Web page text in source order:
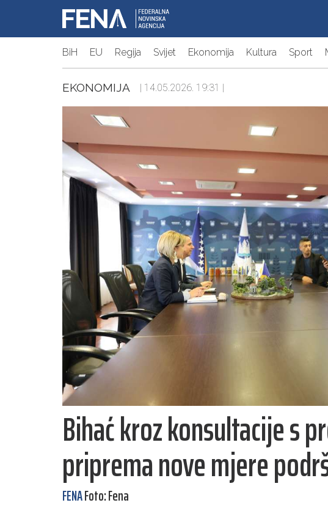
BiH EU Regija Svijet Ekonomija Kultura Sport
EKONOMIJA | 14.05.2026. 19:31 |
Bihać kroz konsultacije s
priprema nove mjere
FENAFoto: Fena